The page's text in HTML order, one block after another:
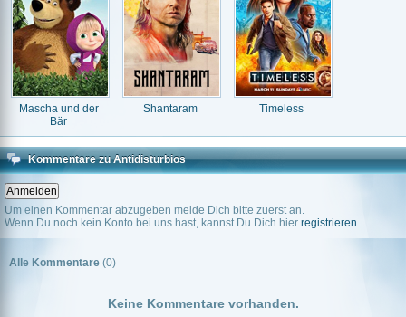
Mascha und der
Bär
Shantaram Timeless
Kommentare zu Antidisturbios
Um einen Kommentar abzugeben melde Dich bitte zuerst an.
Wenn Du noch kein Konto bei uns hast, kannst Du Dich hier registrieren.
Alle Kommentare (0)
Keine Kommentare vorhanden.